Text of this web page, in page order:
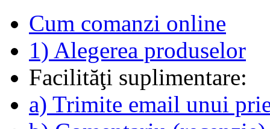
Cum comanzi online
1) Alegerea produselor
Facilităţi suplimentare:
a) Trimite email unui